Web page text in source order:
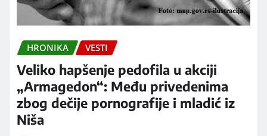
HRONIKA VESTI
Veliko hapšenje pedofila u akciji
„Armagedon“: Među privedenima
zbog dečije pornografije i mladić iz
Niša